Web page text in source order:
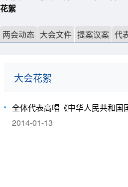
花絮
两会动态 大会文件 提案议案 代
大会花絮
全体代表高唱《中华人民共和国
2014-01-13